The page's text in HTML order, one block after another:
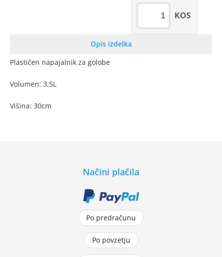
KOS
Opis izdelka
Plastičen napajalnik za golobe
Volumen: 3,5L
Višina: 30cm
Načini plačila
Po predračunu
Po povzetju